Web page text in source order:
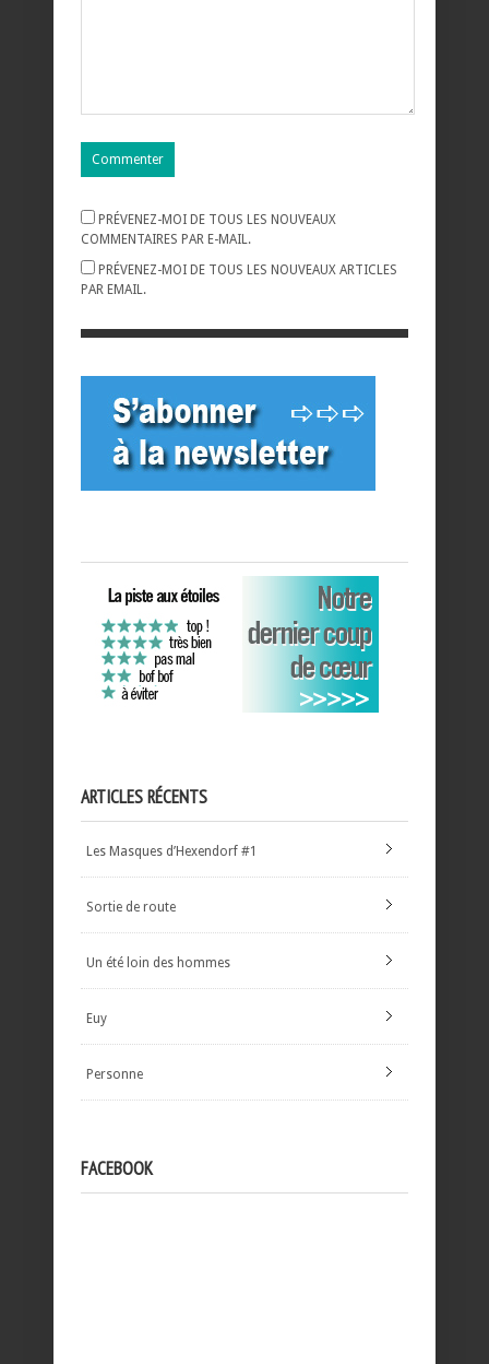
PRÉVENEZ-MOI DE TOUS LES NOUVEAUX
COMMENTAIRES PAR E-MAIL.
PRÉVENEZ-MOI DE TOUS LES NOUVEAUX ARTICLES
PAR EMAIL.
ARTICLES RÉCENTS
Les Masques d’Hexendorf #1
Sortie de route
Un été loin des hommes
Euy
Personne
FACEBOOK